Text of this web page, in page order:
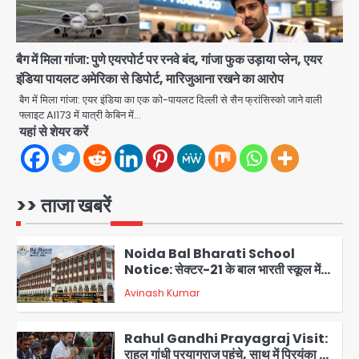
बैग में मिला गांजा: पुणे एयरपोर्ट पर रनवे बंद, गांजा फुक उड़ाया प्लेन, एयर
इंडिया पायलट अमेरिका से डिपोर्ट, मारिजुआना रखने का आरोप
बैग में मिला गांजा: एयर इंडिया का एक को-पायलट दिल्ली से सैन फ्रांसिस्को जाने वाली
फ्लाइट AI173 में यात्री केबिन में…
यहां से शेयर करें
>> ताजा खबरें
5
Narela Road Accident: हरियाणा
पुलिस के सब-इंस्पेक्टर के बेटे ने मर्सिडीज से
मारी टक्कर, 70 वर्षीय राहगीर महिला की मौत
jai hind janab
Congress Mission 2027:
गाजियाबाद कांग्रेस के सह-पर्यवेक्षक बने
सतेन्द्र शर्मा, गौतमबुद्धनगर नेताओं ने जताया
आभार
2
Noida Bal Bharati School
8वीं की क्लास, NCPCR की शिकायत पर
3
Rahul Gandhi Prayagraj Visit:
राहुल गांधी प्रयागराज पहुंचे, साथ में प्रियंका की
बेटी मिराया; केपी ग्राउंड में छात्रों से संवाद,
सिर्फ 5 हजार मौजूद
Avinash Kumar
Atiq Ahmed : अबान के जनाजे में उमड़ी